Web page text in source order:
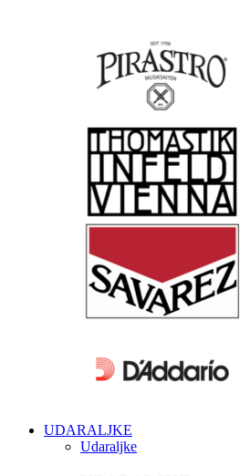
UDARALJKE
Udaraljke